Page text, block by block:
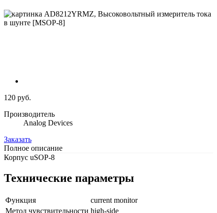
120 руб.
Производитель
Analog Devices
Заказать
Полное описание
Корпус uSOP-8
Технические параметры
Функция
current monitor
Метод чувствительности high-side